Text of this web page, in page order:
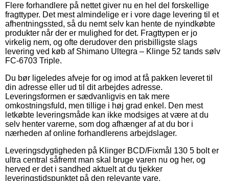
Flere forhandlere på nettet giver nu en hel del forskellige
fragttyper. Det mest almindelige er i vore dage levering til et
afhentningssted, så du nemt selv kan hente de nyindkøbte
produkter når der er mulighed for det. Fragttypen er jo
virkelig nem, og ofte derudover den prisbilligste slags
levering ved køb af Shimano Ultegra – Klinge 52 tands sølv
FC-6703 Triple.
Du bør ligeledes afveje for og imod at få pakken leveret til
din adresse eller ud til dit arbejdes adresse.
Leveringsformen er sædvanligvis en tak mere
omkostningsfuld, men tillige i høj grad enkel. Den mest
letkøbte leveringsmåde kan ikke modsiges at være at du
selv henter varerne, som dog afhænger af at du bor i
nærheden af online forhandlerens arbejdslager.
Leveringsdygtigheden på Klinger BCD/Fixmål 130 5 bolt er
ultra central såfremt man skal bruge varen nu og her, og
herved er det i sandhed aktuelt at du tjekker
leveringstidspunktet på den relevante vare.